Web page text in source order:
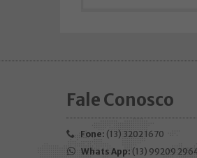
Fale Conosco
Fone: (13) 3202 1670
Whats App: (13) 99209